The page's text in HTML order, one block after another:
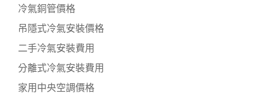
冷氣銅管價格
吊隱式冷氣安裝價格
二手冷氣安裝費用
分離式冷氣安裝費用
家用中央空調價格